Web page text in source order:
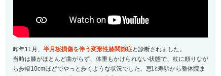
昨年11月、 半月板損傷を伴う変形性膝関節症と診断されました。
当時は膝がほとんど曲がらず、体重もかけられない状態で、杖に頼りなが
ら歩幅10cmほどでやっと歩くような状況でした。恵比寿駅から整体院ま